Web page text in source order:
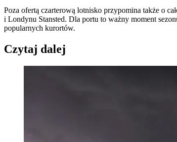
Poza ofertą czarterową lotnisko przypomina także o
i Londynu Stansted. Dla portu to ważny moment
popularnych kurortów.
Czytaj dalej